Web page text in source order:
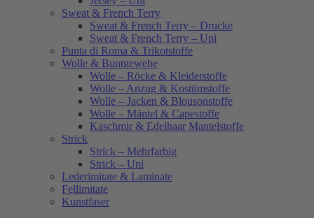
Sweat & French Terry
Sweat & French Terry – Drucke
Sweat & French Terry – Uni
Punta di Roma & Trikotstoffe
Wolle & Buntgewebe
Wolle – Röcke & Kleiderstoffe
Wolle – Anzug & Kostümstoffe
Wolle – Jacken & Blousonstoffe
Wolle – Mäntel & Capestoffe
Kaschmir & Edelhaar Mantelstoffe
Strick
Strick – Mehrfarbig
Strick – Uni
Lederimitate & Laminate
Fellimitate
Kunstfaser